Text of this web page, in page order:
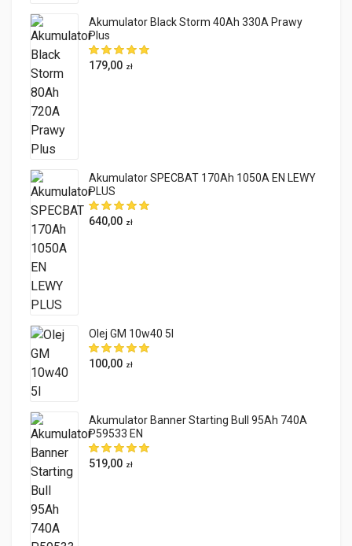
Akumulator Black Storm 40Ah 330A Prawy
Plus
179,00 zł
Akumulator SPECBAT 170Ah 1050A EN LEWY
PLUS
640,00 zł
Olej GM 10w40 5l
100,00 zł
Akumulator Banner Starting Bull 95Ah 740A
P59533 EN
519,00 zł